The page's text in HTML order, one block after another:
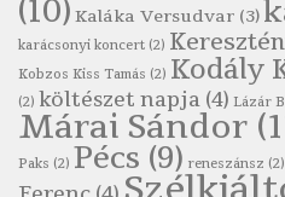
Robert Burns:
Szélkiáltó
Robert Burns: Skót ital
Szélkáltó
Robert Burns: Skót ital
Szélkiáltó
(10) Kaláka Versudvar (3)
karácsonyi koncert (2)
Kobzos Kiss Tamás (2) Kodály
(2) költészet napja (4) Lázár
Márai Sándor
Paks (2) Pécs (9) reneszánsz (2)